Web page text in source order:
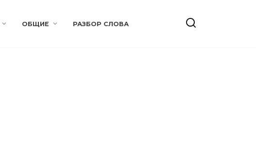
ОБЩИЕ РАЗБОР СЛОВА